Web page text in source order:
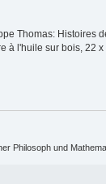
Thomas: Histoires
à l'huile sur bois, 22 x
Philosoph und